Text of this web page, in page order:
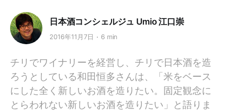
日本酒コンシェルジュ Umio 江口崇
2016年11月7日 6 min
チリでワイナリーを経営し、チリで日本酒を造
ろうとしている和田恒多さんは、「米をベース
にした全く新しいお酒を造りたい。固定観念に
とらわれない新しいお酒を造りたい」と語りま